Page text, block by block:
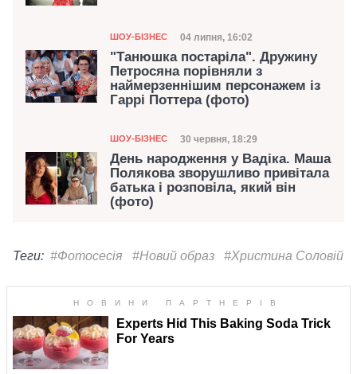
Категорія
ШОУ-БІЗНЕС Дата публікації
04 липня, 16:02
"Танюшка постаріла". Дружину
Петросяна порівняли з
наймерзеннішим персонажем із
Гаррі Поттера (фото)
Категорія
ШОУ-БІЗНЕС Дата публікації
30 червня, 18:29
День народження у Вадіка. Маша
Полякова зворушливо привітала
батька і розповіла, який він
(фото)
Теги: #Фотосесія #Новий образ #Христина Соловій